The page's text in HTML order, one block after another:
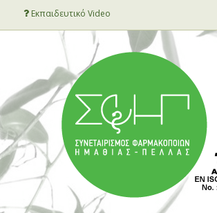
Εκπαιδευτικό Video